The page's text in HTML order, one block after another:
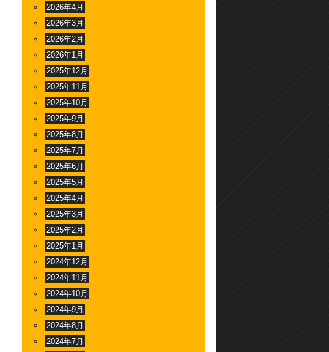
2026年4月
2026年3月
2026年2月
2026年1月
2025年12月
2025年11月
2025年10月
2025年9月
2025年8月
2025年7月
2025年6月
2025年5月
2025年4月
2025年3月
2025年2月
2025年1月
2024年12月
2024年11月
2024年10月
2024年9月
2024年8月
2024年7月